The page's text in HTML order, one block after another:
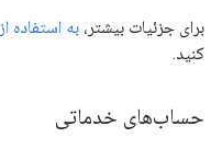
برای جزئیات بیشتر، به استفاده از OAuth 2.0 برای دستگاه‌ها
کنید.
حساب‌های خدماتی